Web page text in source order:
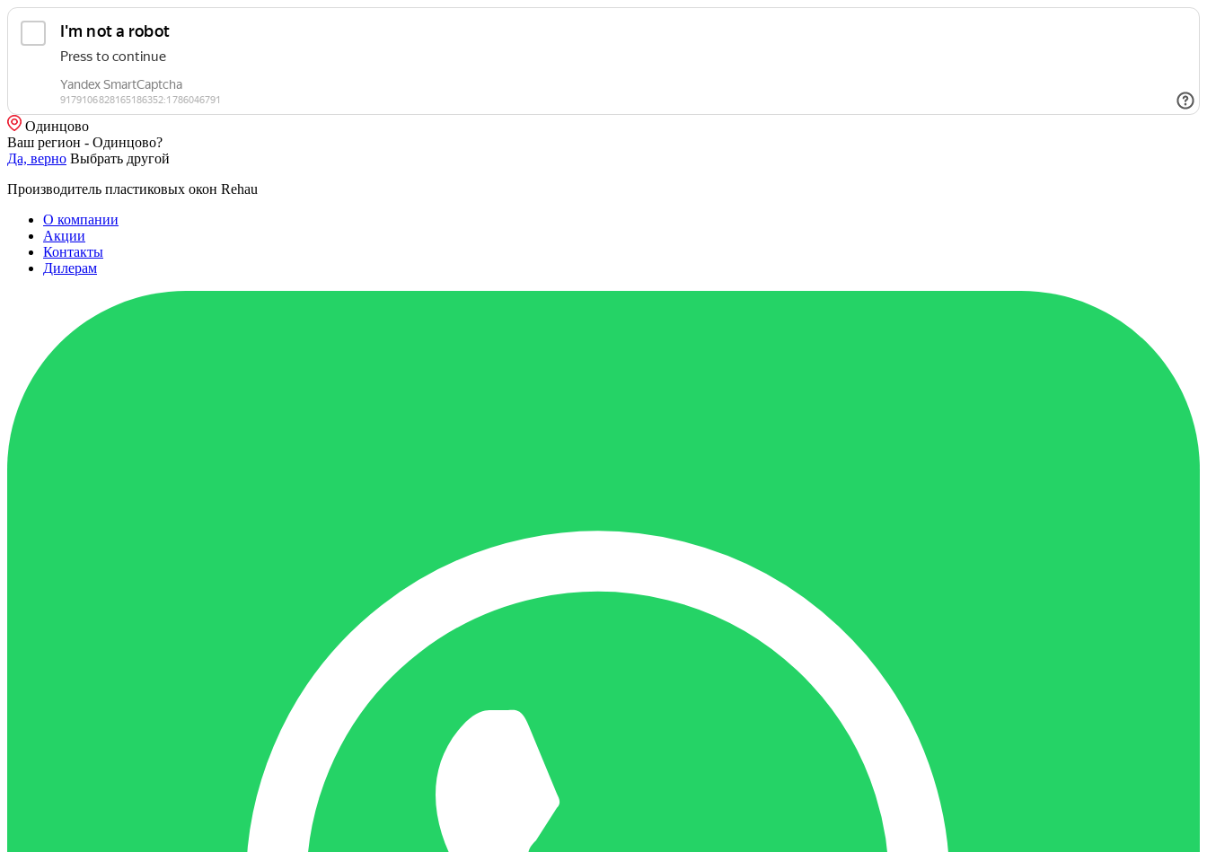
Одинцово
Ваш регион - Одинцово?
Да, верно Выбрать другой
Производитель пластиковых окон Rehau
О компании
Акции
Контакты
Дилерам